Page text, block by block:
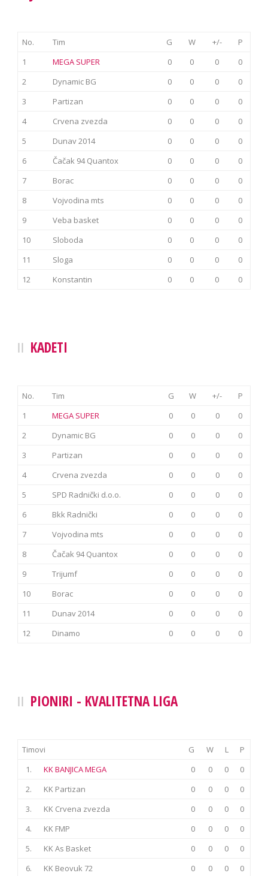
No. Tim G W +/-
P
1
MEGA SUPER 0 0 0
0
2
Dynamic BG 0 0 0
0
3
Partizan 0 0 0
0
4
Crvena zvezda 0 0 0
0
5
Dunav 2014 0 0 0
0
6
Čačak 94 Quantox 0 0 0
0
7
Borac 0 0 0
0
8
Vojvodina mts 0 0 0
0
9
Veba basket 0 0 0
0
10
Sloboda 0 0 0
0
11
Sloga 0 0 0
0
12
Konstantin 0 0 0 0
KADETI
No. Tim G W +/-
P
1
MEGA SUPER 0 0 0
0
2
Dynamic BG 0 0 0
0
3
Partizan 0 0 0
0
4
Crvena zvezda 0 0 0
0
5
SPD Radnički d.o.o. 0 0 0
0
6
Bkk Radnički 0 0 0
0
7
Vojvodina mts 0 0 0
0
8
Čačak 94 Quantox 0 0 0
0
9
Trijumf 0 0 0
0
10
Borac 0 0 0
0
11
Dunav 2014 0 0 0
0
12
Dinamo 0 0 0 0
PIONIRI - KVALITETNA LIGA
Timovi G W L
P
1.
KK BANJICA MEGA 0 0 0
0
2.
KK Partizan 0 0 0
0
3.
KK Crvena zvezda 0 0 0
0
4.
KK FMP 0 0 0
0
5.
KK As Basket 0 0 0
0
6.
KK Beovuk 72 0 0 0
0